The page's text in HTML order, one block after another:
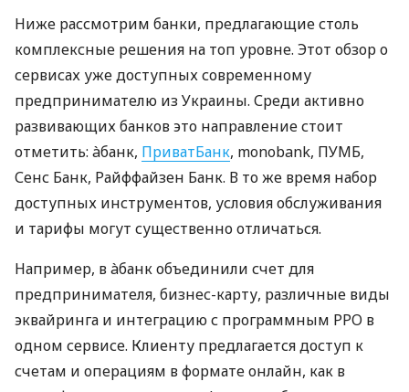
Ниже рассмотрим банки, предлагающие столь
комплексные решения на топ уровне. Этот обзор о
сервисах уже доступных современному
предпринимателю из Украины. Среди активно
развивающих банков это направление стоит
отметить: àбанк, ПриватБанк, monobank, ПУМБ,
Сенс Банк, Райффайзен Банк. В то же время набор
доступных инструментов, условия обслуживания
и тарифы могут существенно отличаться.
Например, в àбанк объединили счет для
предпринимателя, бизнес-карту, различные виды
эквайринга и интеграцию с программным РРО в
одном сервисе. Клиенту предлагается доступ к
счетам и операциям в формате онлайн, как в